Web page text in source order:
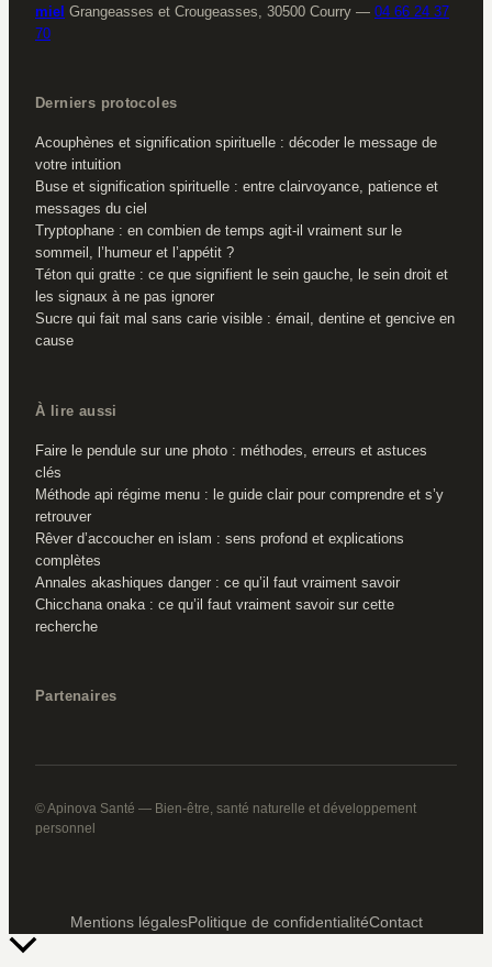
miel Grangeasses et Crougeasses, 30500 Courry — 04 66 24 37
70
Derniers protocoles
Acouphènes et signification spirituelle : décoder le message de
votre intuition
Buse et signification spirituelle : entre clairvoyance, patience et
messages du ciel
Tryptophane : en combien de temps agit-il vraiment sur le
sommeil, l’humeur et l’appétit ?
Téton qui gratte : ce que signifient le sein gauche, le sein droit et
les signaux à ne pas ignorer
Sucre qui fait mal sans carie visible : émail, dentine et gencive en
cause
À lire aussi
Faire le pendule sur une photo : méthodes, erreurs et astuces
clés
Méthode api régime menu : le guide clair pour comprendre et s’y
retrouver
Rêver d’accoucher en islam : sens profond et explications
complètes
Annales akashiques danger : ce qu’il faut vraiment savoir
Chicchana onaka : ce qu’il faut vraiment savoir sur cette
recherche
Partenaires
© Apinova Santé — Bien-être, santé naturelle et développement
personnel
Mentions légalesPolitique de confidentialitéContact